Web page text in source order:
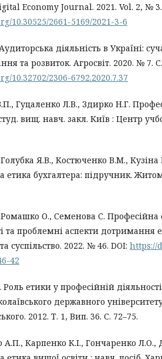
Economy Journal. 2021. Vol. 2, № 3.
10.30525/2661-5169/2021-3-6
діяльність в Україні:
та розвиток. Агросвіт. 2020. № 7. С.
10.32702/2306-6792.2020.7.37
Гуцаленко Л.В., Здирко Н.Г.
вищ. навч. закл. Київ : Центр
Я.В., Костюченко В.М.,
етика бухгалтера: підручник.
О., Семенова С. Професійна
та проблемні аспекти дотримання
суспільство. 2022. № 46. DOI: https://
42
етики у професійній
державного
2012. Т. 1, Вип. 36. С. 72–75.
А.П., Карпенко К.І., Гончаренко Л.О.,